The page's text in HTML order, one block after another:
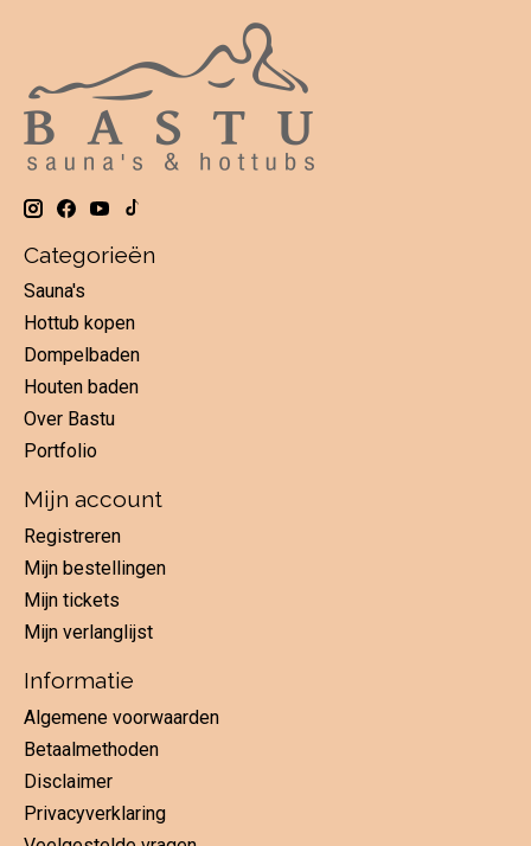
Categorieën
Sauna's
Hottub kopen
Dompelbaden
Houten baden
Over Bastu
Portfolio
Mijn account
Registreren
Mijn bestellingen
Mijn tickets
Mijn verlanglijst
Informatie
Algemene voorwaarden
Betaalmethoden
Disclaimer
Privacyverklaring